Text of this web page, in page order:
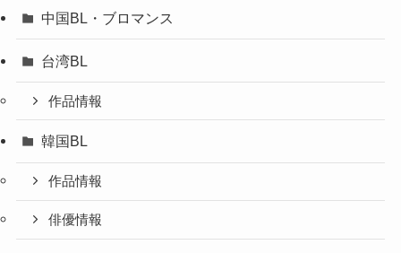
中国BL・ブロマンス
台湾BL
作品情報
韓国BL
作品情報
俳優情報